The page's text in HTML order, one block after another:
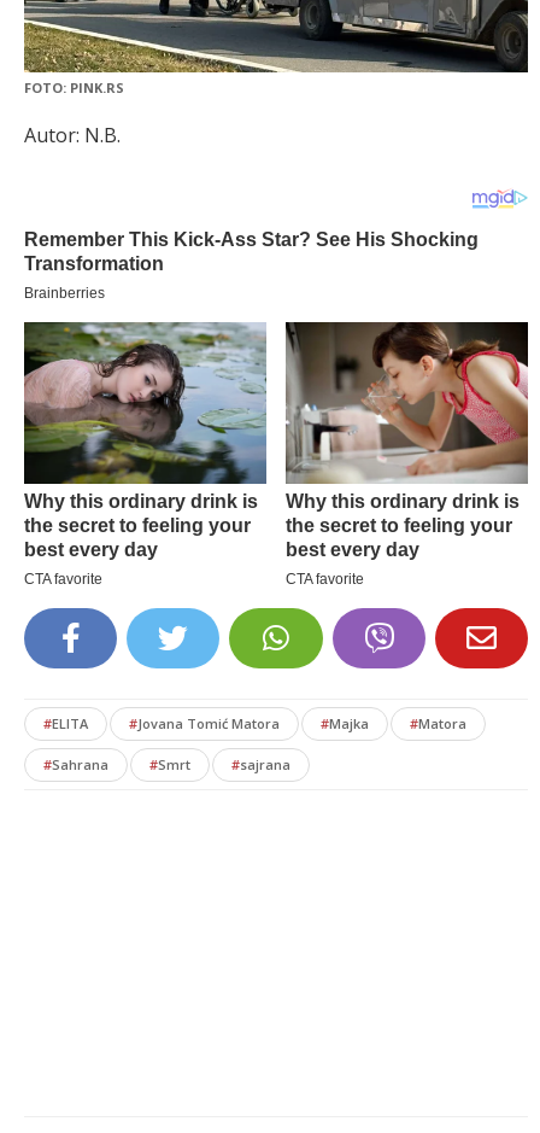
FOTO: PINK.RS
Autor: N.B.
#ELITA #Jovana Tomić Matora #Majka #Matora
#Sahrana #Smrt #sajrana